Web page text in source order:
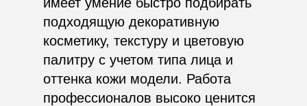
подходящую декоративную
косметику, текстуру и цветовую
палитру с учетом типа лица и
оттенка кожи модели. Работа
профессионалов высоко ценится